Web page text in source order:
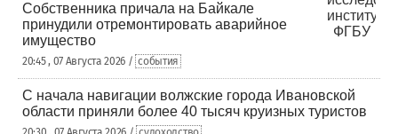
Собственника причала на Байкале
принудили отремонтировать аварийное
имущество
20:45 , 07 Августа 2026 / события
С начала навигации волжские города Ивановской
области приняли более 40 тысяч круизных туристов